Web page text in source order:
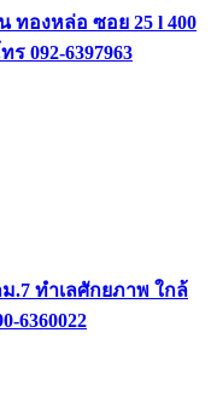
ทองหล่อ ซอย 25 l 400
092-6397963
.7 ทำเลศักยภาพ ใกล้
6360022